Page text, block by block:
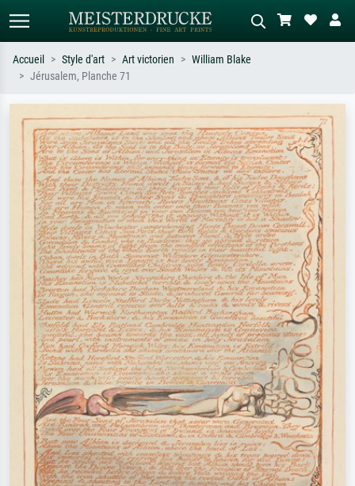
Recherchez par artiste, titre ou style –
ex. Monet, Nuit étoilée,
impressionnisme, vague de Hokusai,
nu.
Décrivez la scène – ex. prairie verte,
abstrait avec beaucoup de rouge,
tableau sombre, nu debout près d'un
arbre.
Accueil Style d'art Art victorien
William Blake
Jérusalem, Planche 71